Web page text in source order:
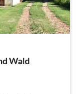
Wald